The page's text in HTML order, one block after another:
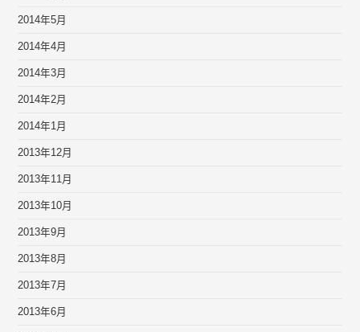
2014年5月
2014年4月
2014年3月
2014年2月
2014年1月
2013年12月
2013年11月
2013年10月
2013年9月
2013年8月
2013年7月
2013年6月